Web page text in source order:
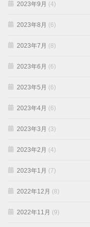
2023年9月 (4)
2023年8月 (6)
2023年7月 (8)
2023年6月 (6)
2023年5月 (6)
2023年4月 (6)
2023年3月 (3)
2023年2月 (4)
2023年1月 (7)
2022年12月 (8)
2022年11月 (9)